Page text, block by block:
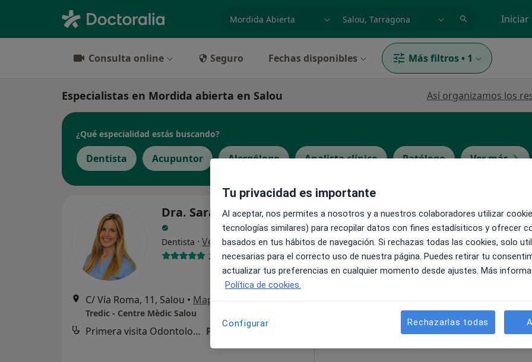
Iniciar
Consulta online Seguro Fechas disponibles Más filtros • 1
Especialistas en Mordida abierta en Salou Así organizamos los
¿Qué especialidad estás buscando?
Dentista Acupuntor Alergólogo Analista clínico Patólogo Ver más
Dra. Sara Vilella Pastor
Dentista · Ver más
2 opiniones
C/ Vía Roma, 11, Salou • Mapa
Tredic - Centre Mèdic Salou
Primera visita Odontología Precio sin especificar
La reserva de cita online no está
Pedir una cita
Tu privacidad es importante
Al aceptar, nos permites a nosotros y a nuestros colaboradores utilizar
tecnologías similares) para recopilar datos con fines estadísiticos y ofrecer
basados en tus hábitos de navegación. Si rechazas todas las cookies, solo
necesarias para el correcto uso de nuestra página. Puedes retirar tu
actualizar tus preferencias en cualquier momento desde ajustes. Más
Política de cookies.
Configurar Rechazarlas todas